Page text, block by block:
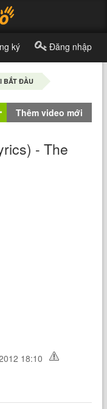
ký Đăng nhập
BẮT ĐẦU
Thêm video mới
- The
18:10